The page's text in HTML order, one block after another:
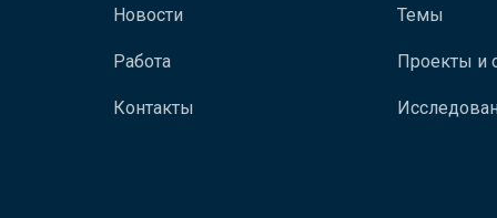
Новости
Работа
Контакты
Темы
Проекты и